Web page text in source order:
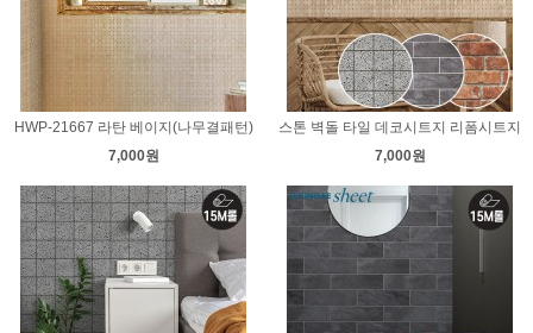
HWP-21667 라탄 베이지(나무결패턴)
7,000원
스톤 벽돌 타일 데코시트지 리폼시트지
7,000원